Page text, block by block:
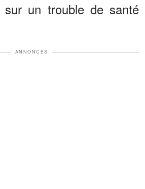
sur un trouble de santé
ANNONCES